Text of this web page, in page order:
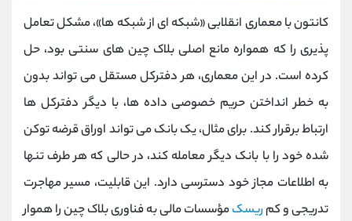
کانتون با معماری انقلابی «شبکه ‌ای از شبکه‌ ها»، مشکل تعامل
‌پذیری را که همواره مانع اصلی بلاک چین‌ های سنتی بود، حل
کرده است. در این معماری، هر دفترکل مستقل می ‌تواند بدون
به خطر انداختن حریم خصوصی داده ‌ها، با دیگر دفترکل‌ ها
ارتباط برقرار کند. برای مثال، یک بانک می ‌تواند اوراق قرضه توکن
‌شده خود را با بانک دیگر معامله کند، در حالی که هر طرف تنها
به اطلاعات مجاز خود دسترسی دارد. این قابلیت، مسیر مهاجرت
تدریجی و کم ‌ ریسکمؤسسات مالی به فناوری بلاک چین را هموار